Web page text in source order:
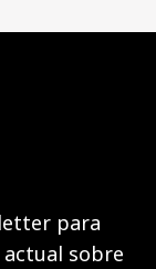
para
sobre